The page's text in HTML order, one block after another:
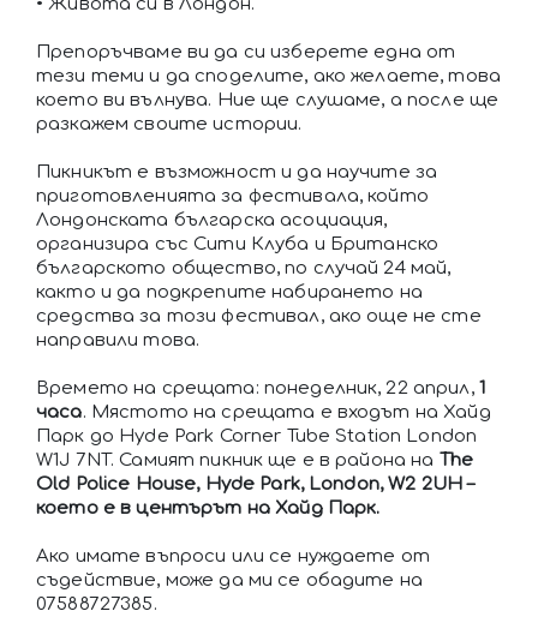
• Живота си в Лондон.
Препоръчваме ви да си изберете една от
тези теми и да споделите, ако желаете, това
което ви вълнува. Ние ще слушаме, а после ще
разкажем своите истории.
Пикникът е възможност и да научите за
приготовленията за фестивала, който
Лондонската българска асоциация,
организира със Сити Клуба и Британско
българското общество, по случай 24 май,
както и да подкрепите набирането на
средства за този фестивал, ако още не сте
направили това.
Времето на срещата: понеделник, 22 април, 1
часа. Мястото на срещата е входът на Хайд
Парк до Hyde Park Corner Tube Station London
W1J 7NT. Самият пикник ще е в района на The
Old Police House, Hyde Park, London, W2 2UH –
което е в центърът на Хайд Парк.
Ако имате въпроси или се нуждаете от
съдействие, може да ми се обадите на
07588727385.